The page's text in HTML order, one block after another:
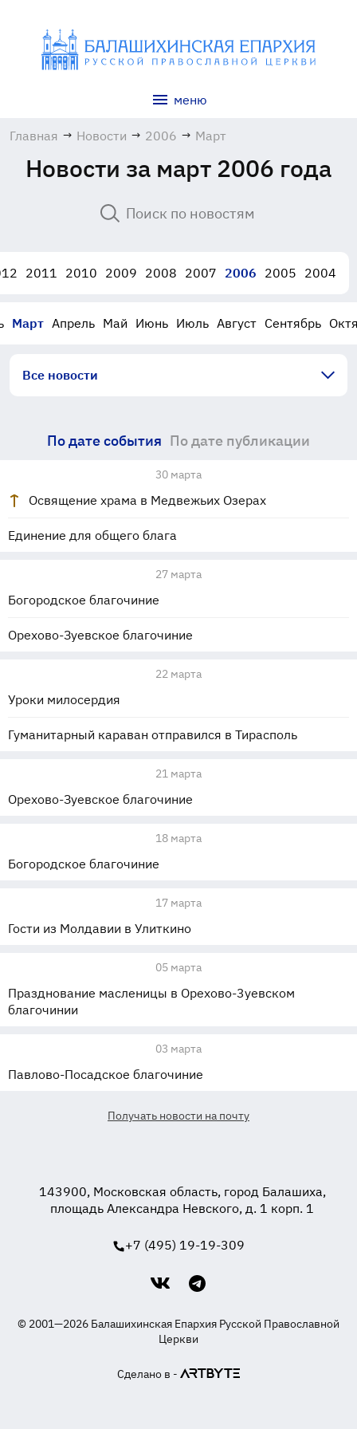
меню
Главная → Новости → 2006 → Март
Новости за март 2006 года
2011 2010 2009 2008 2007 2006 2005 2004
Март Апрель Май Июнь Июль Август Сентябрь
Все новости
По дате события По дате публикации
30 марта
Освящение храма в Медвежьих Озерах
Единение для общего блага
27 марта
Богородское благочиние
Орехово-Зуевское благочиние
22 марта
Уроки милосердия
Гуманитарный караван отправился в Тирасполь
21 марта
Орехово-Зуевское благочиние
18 марта
Богородское благочиние
17 марта
Гости из Молдавии в Улиткино
05 марта
Празднование масленицы в Орехово-3уевском
благочинии
03 марта
Павлово-Посадское благочиние
Получать новости на почту
143900, Московская область, город Балашиха,
площадь Александра Невского, д. 1 корп. 1
+7 (495) 19-19-309
© 2001—2026 Балашихинская Епархия Русской Православной
Церкви
Сделано в -